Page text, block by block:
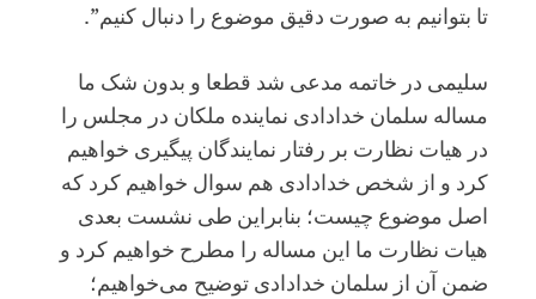
تا بتوانیم به صورت دقیق موضوع را دنبال کنیم”.
سلیمی در خاتمه مدعی شد قطعا و بدون شک ما
مساله سلمان خدادادی نماینده ملکان در مجلس را
در هیات نظارت بر رفتار نمایندگان پیگیری خواهیم
کرد و از شخص خدادادی هم سوال خواهیم کرد که
اصل موضوع چیست؛ بنابراین طی نشست بعدی
هیات نظارت ما این مساله را مطرح خواهیم کرد و
ضمن آن از سلمان خدادادی توضیح می‌خواهیم؛